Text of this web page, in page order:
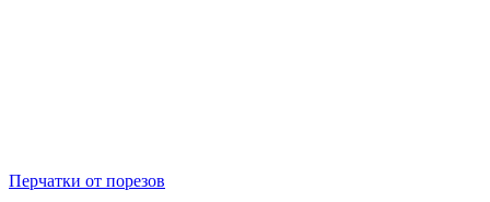
Перчатки от порезов